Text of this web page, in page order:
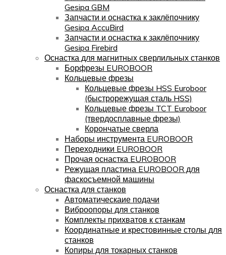
Gesipa GBM
Запчасти и оснастка к заклёпочнику
Gesipa AccuBird
Запчасти и оснастка к заклёпочнику
Gesipa Firebird
Оснастка для магнитных сверлильных станков
Борфрезы EUROBOOR
Кольцевые фрезы
Кольцевые фрезы HSS Euroboor
(быстрорежущая сталь HSS)
Кольцевые фрезы TCT Euroboor
(твердосплавные фрезы)
Корончатые сверла
Наборы инструмента EUROBOOR
Переходники EUROBOOR
Прочая оснастка EUROBOOR
Режущая пластина EUROBOOR для
фаскосъемной машины
Оснастка для станков
Автоматическаие подачи
Виброопоры для станков
Комплекты прихватов к станкам
Координатные и крестовинные столы для
станков
Копиры для токарных станков